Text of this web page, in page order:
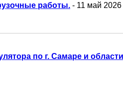
работы. - 11 май 2026
по г. Самаре и области